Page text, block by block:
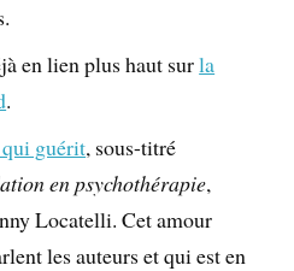
en lien plus haut surla
.
guérit, sous-titré
en psychothérapie,
Locatelli. Cet amour
les auteurs et qui est en